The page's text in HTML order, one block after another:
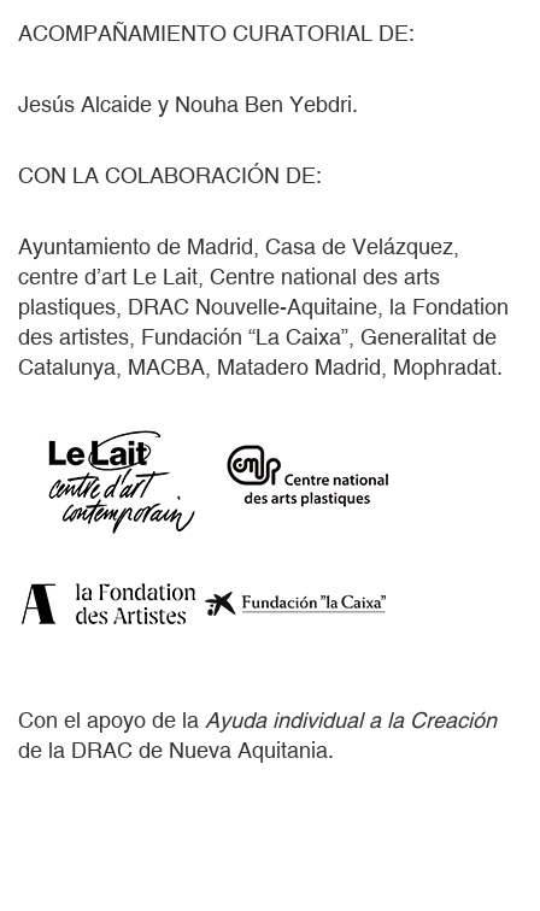
ACOMPAÑAMIENTO CURATORIAL DE:
Jesús Alcaide y Nouha Ben Yebdri.
CON LA COLABORACIÓN DE:
Ayuntamiento de Madrid, Casa de Velázquez,
centre d’art Le Lait, Centre national des arts
plastiques, DRAC Nouvelle-Aquitaine, la Fondation
des artistes, Fundación “La Caixa”, Generalitat de
Catalunya, MACBA, Matadero Madrid, Mophradat.
Con el apoyo de la Ayuda individual a la Creación
de la DRAC de Nueva Aquitania.